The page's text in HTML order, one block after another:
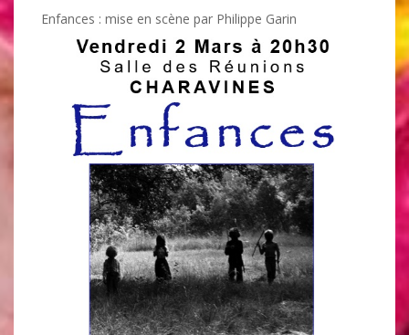
Enfances : mise en scène par Philippe Garin